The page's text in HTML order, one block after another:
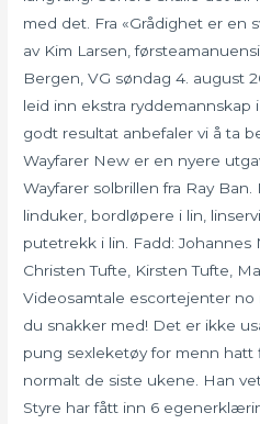
med det. Fra «Grådighet er en
av Kim Larsen,
Bergen, VG søndag 4. august
leid inn ekstra ryddemannskap
godt resultat anbefaler vi å ta
Wayfarer New er en nyere
Wayfarer solbrillen fra Ray Ban.
linduker, bordløpere i lin,
putetrekk i lin. Fadd: Johannes
Christen Tufte, Kirsten Tufte,
Videosamtale escortejenter
du snakker med! Det er ikke
pung sexleketøy for menn hatt
normalt de siste ukene. Han
Styre har fått inn 6